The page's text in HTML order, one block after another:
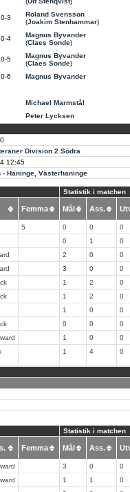
3
Roland Svensson
(Joakim Stenhammar)
4
Magnus Byvander
(Claes Sonde)
5
Magnus Byvander
(Claes Sonde)
6
Magnus Byvander
Michael Marmstål
Peter Lycksen
Division 2 Södra
12:45
- Haninge, Västerhaninge
Statistik i matchen
Femma Mål Ass.
5 0 0
0
0 1
0
2 0
0
3 0
0
1 2
0
1 2
0
1 0
0
0 0
0
1 0
0
1 4 0
Statistik i matchen
Femma Mål Ass.
3 0
0
1 1
0